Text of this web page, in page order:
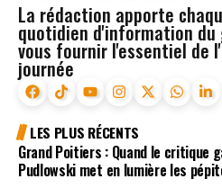
La rédaction apporte
quotidien d'information du
vous fournir l'essentiel de
journée
LES PLUS RÉCENTS
Grand Poitiers : Quand le critique
Pudlowski met en lumière les